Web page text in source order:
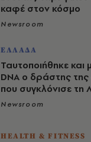
καφέ στον κόσμο
Newsroom
ΕΛΛΑΔΑ
Ταυτοποιήθηκε και
DNA ο δράστης
που συγκλόνισε τη
Newsroom
HEALTH & FITNESS